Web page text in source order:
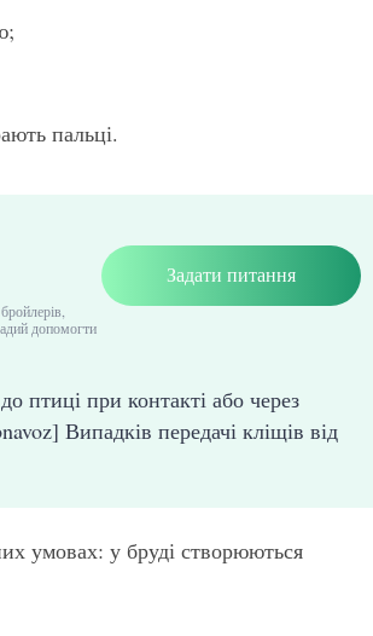
пальці.
допомогти
Задати питання
птиці при контакті або через
Випадків передачі кліщів від
умовах: у бруді створюються